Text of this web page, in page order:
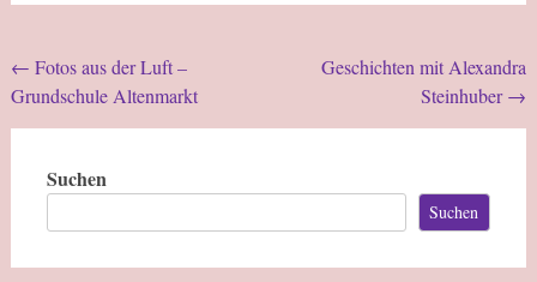
← Fotos aus der Luft –
Grundschule Altenmarkt
Geschichten mit Alexandra
Steinhuber→
Suchen
Suchen